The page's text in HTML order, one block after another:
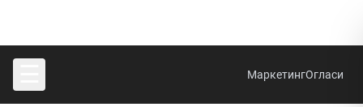
МаркетингОгласи